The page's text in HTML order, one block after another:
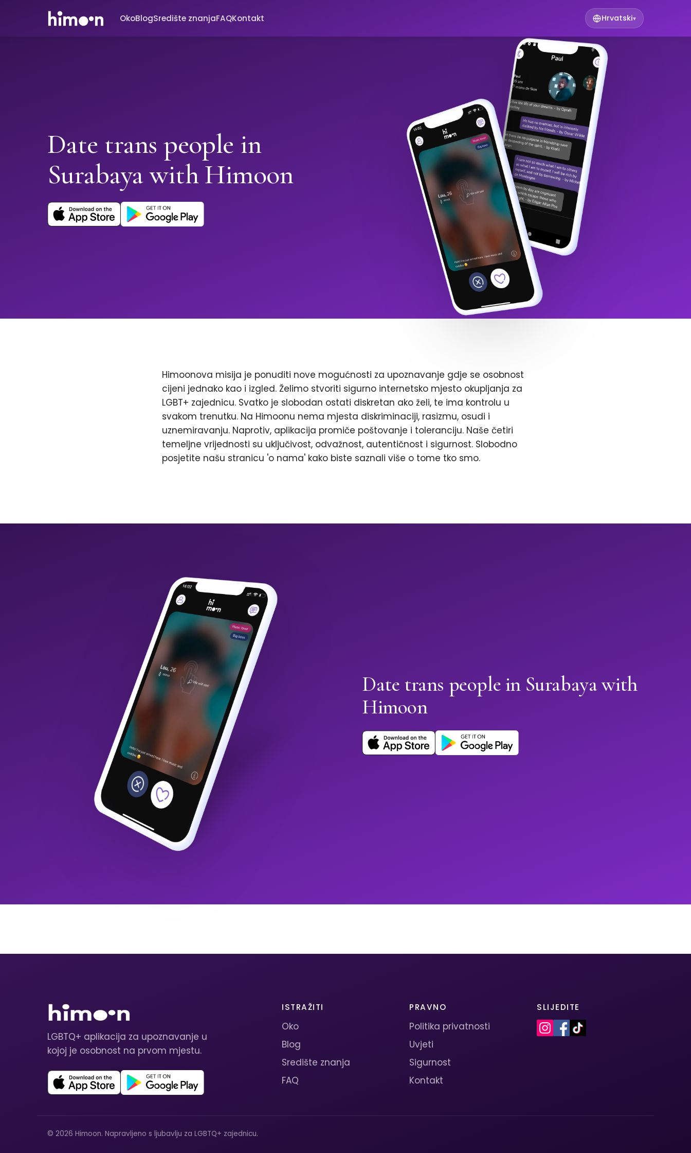
OkoBlogSredište znanjaFAQKontakt Hrvatski▾
Date trans people in
Surabaya with Himoon
Himoonova misija je ponuditi nove mogućnosti za upoznavanje gdje se osobnost
cijeni jednako kao i izgled. Želimo stvoriti sigurno internetsko mjesto okupljanja za
LGBT+ zajednicu. Svatko je slobodan ostati diskretan ako želi, te ima kontrolu u
svakom trenutku. Na Himoonu nema mjesta diskriminaciji, rasizmu, osudi i
uznemiravanju. Naprotiv, aplikacija promiče poštovanje i toleranciju. Naše četiri
temeljne vrijednosti su uključivost, odvažnost, autentičnost i sigurnost. Slobodno
posjetite našu stranicu 'o nama' kako biste saznali više o tome tko smo.
Date trans people in Surabaya with
Himoon
LGBTQ+ aplikacija za upoznavanje u
kojoj je osobnost na prvom mjestu.
ISTRAŽITI
Oko
Blog
Središte znanja
FAQ
PRAVNO
Politika privatnosti
Uvjeti
Sigurnost
Kontakt
SLIJEDITE
© 2026 Himoon. Napravljeno s ljubavlju za LGBTQ+ zajednicu.